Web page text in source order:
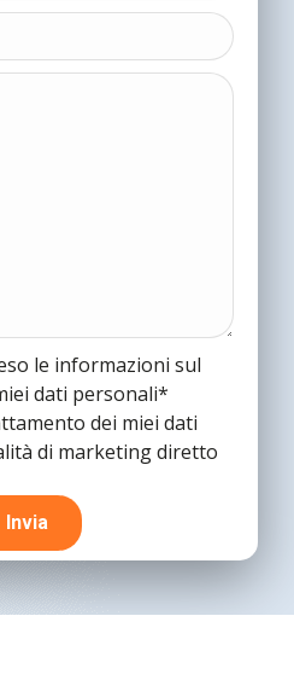
le informazioni sul
dati personali*
dei miei dati
di marketing diretto